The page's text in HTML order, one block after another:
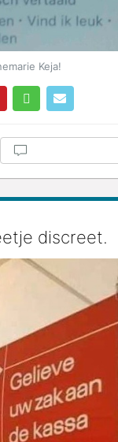
Keja!
discreet.